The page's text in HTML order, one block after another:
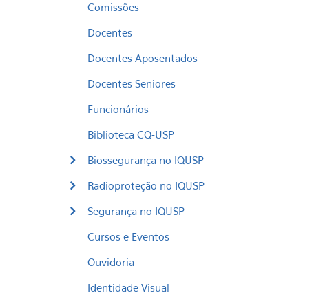
Comissões
Docentes
Docentes Aposentados
Docentes Seniores
Funcionários
Biblioteca CQ-USP
Biossegurança no IQUSP
Radioproteção no IQUSP
Segurança no IQUSP
Cursos e Eventos
Ouvidoria
Identidade Visual